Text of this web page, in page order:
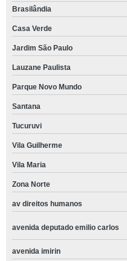
Brasilândia
Casa Verde
Jardim São Paulo
Lauzane Paulista
Parque Novo Mundo
Santana
Tucuruvi
Vila Guilherme
Vila Maria
Zona Norte
av direitos humanos
avenida deputado emilio carlos
avenida imirin